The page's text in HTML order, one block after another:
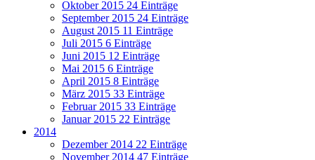
Oktober 2015 24 Einträge
September 2015 24 Einträge
August 2015 11 Einträge
Juli 2015 6 Einträge
Juni 2015 12 Einträge
Mai 2015 6 Einträge
April 2015 8 Einträge
März 2015 33 Einträge
Februar 2015 33 Einträge
Januar 2015 22 Einträge
2014
Dezember 2014 22 Einträge
November 2014 47 Einträge